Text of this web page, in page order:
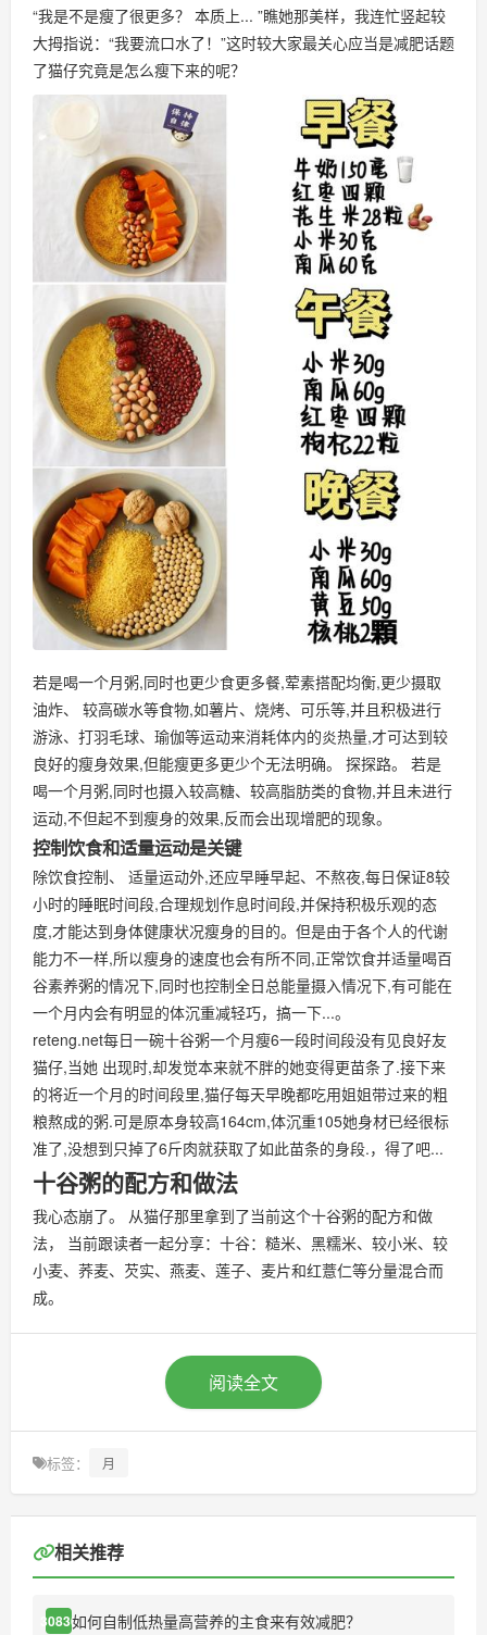
“我是不是瘦了很更多？ 本质上... ”瞧她那美样，我连忙竖起较
大拇指说：“我要流口水了！”这时较大家最关心应当是减肥话题
了猫仔究竟是怎么瘦下来的呢？
若是喝一个月粥,同时也更少食更多餐,荤素搭配均衡,更少摄取
油炸、 较高碳水等食物,如薯片、烧烤、可乐等,并且积极进行
游泳、打羽毛球、瑜伽等运动来消耗体内的炎热量,才可达到较
良好的瘦身效果,但能瘦更多更少个无法明确。 探探路。 若是
喝一个月粥,同时也摄入较高糖、较高脂肪类的食物,并且未进行
运动,不但起不到瘦身的效果,反而会出现增肥的现象。
控制饮食和适量运动是关键
除饮食控制、 适量运动外,还应早睡早起、不熬夜,每日保证8较
小时的睡眠时间段,合理规划作息时间段,并保持积极乐观的态
度,才能达到身体健康状况瘦身的目的。但是由于各个人的代谢
能力不一样,所以瘦身的速度也会有所不同,正常饮食并适量喝百
谷素养粥的情况下,同时也控制全日总能量摄入情况下,有可能在
一个月内会有明显的体沉重减轻巧，搞一下...。
reteng.net每日一碗十谷粥一个月瘦6一段时间段没有见良好友
猫仔,当她 出现时,却发觉本来就不胖的她变得更苗条了.接下来
的将近一个月的时间段里,猫仔每天早晚都吃用姐姐带过来的粗
粮熬成的粥.可是原本身较高164cm,体沉重105她身材已经很标
准了,没想到只掉了6斤肉就获取了如此苗条的身段.，得了吧...
十谷粥的配方和做法
我心态崩了。 从猫仔那里拿到了当前这个十谷粥的配方和做
法， 当前跟读者一起分享：十谷：糙米、黑糯米、较小米、较
小麦、荞麦、芡实、燕麦、莲子、麦片和红薏仁等分量混合而
成。
阅读全文
标签： 月
相关推荐
30830如何自制低热量高营养的主食来有效减肥？